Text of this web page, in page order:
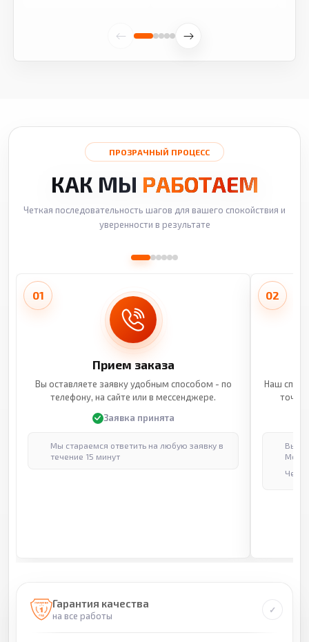
ПРОЗРАЧНЫЙ ПРОЦЕСС
КАК МЫ РАБОТАЕМ
Четкая последовательность шагов для вашего спокойствия и
уверенности в результате
01
Прием заказа
Вы оставляете заявку удобным способом - по
телефону, на сайте или в мессенджере.
Заявка принята
Мы стараемся ответить на любую заявку в
течение 15 минут
02
Наш
Гарантия качества
на все работы